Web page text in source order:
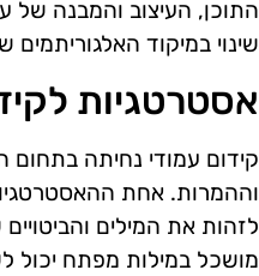
התוכן, העיצוב והמבנה של
שינוי במיקוד האלגוריתמים
אסטרטגיות
קידום עמודי נחיתה
וההמרות. אחת
לזהות את המילים
מושכל במילות מפתח יכול